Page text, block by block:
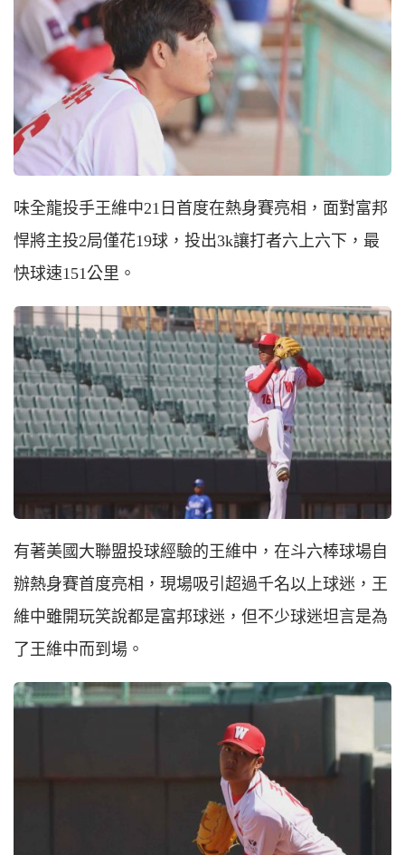
味全龍投手王維中21日首度在熱身賽亮相，面對富邦
悍將主投2局僅花19球，投出3k讓打者六上六下，最
快球速151公里。
有著美國大聯盟投球經驗的王維中，在斗六棒球場自
辦熱身賽首度亮相，現場吸引超過千名以上球迷，王
維中雖開玩笑說都是富邦球迷，但不少球迷坦言是為
了王維中而到場。